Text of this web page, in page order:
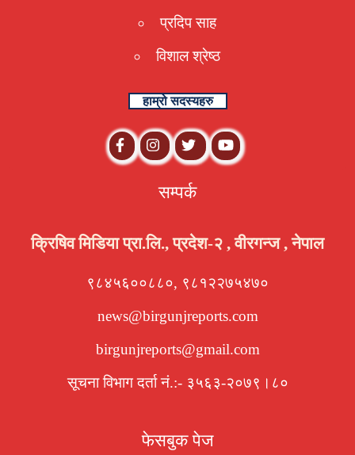
प्रदिप साह
विशाल श्रेष्ठ
हाम्रो सदस्यहरु
सम्पर्क
क्रिषिव मिडिया प्रा.लि., प्रदेश-२ , वीरगन्ज , नेपाल
९८४५६००८८०, ९८१२२७५४७०
news@birgunjreports.com
birgunjreports@gmail.com
सूचना विभाग दर्ता नं.:- ३५६३-२०७९।८०
फेसबुक पेज